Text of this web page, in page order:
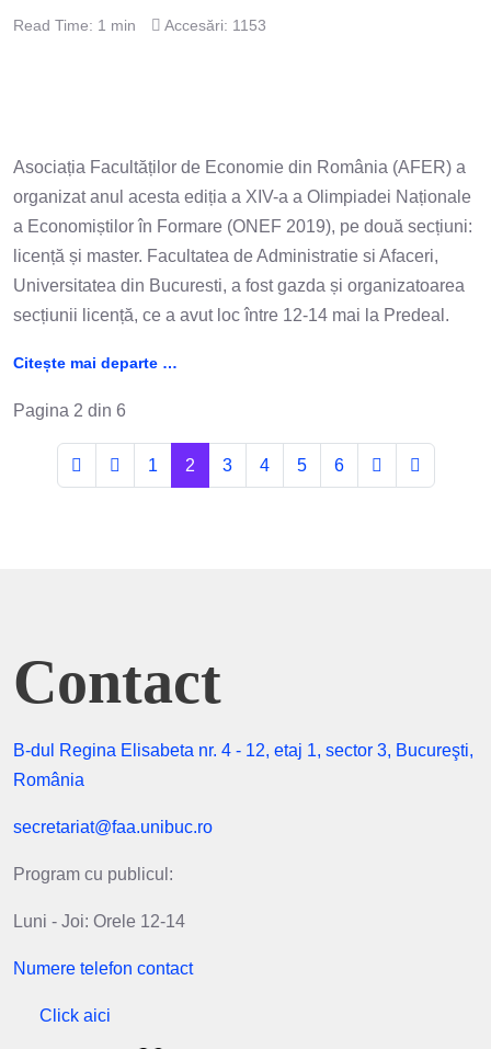
Read Time: 1 min Accesări: 1153
Asociația Facultăților de Economie din România (AFER) a
organizat anul acesta ediția a XIV-a a Olimpiadei Naționale
a Economiștilor în Formare (ONEF 2019), pe două secțiuni:
licență și master. Facultatea de Administratie si Afaceri,
Universitatea din Bucuresti, a fost gazda și organizatoarea
secțiunii licență, ce a avut loc între 12-14 mai la Predeal.
Citește mai departe …
Pagina 2 din 6
1 2 3 4 5 6
Contact
B-dul Regina Elisabeta nr. 4 - 12, etaj 1, sector 3, Bucureşti,
România
secretariat@faa.unibuc.ro
Program cu publicul:
Luni - Joi: Orele 12-14
Numere telefon contact
Click aici